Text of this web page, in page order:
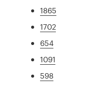
1865
1702
654
1091
598